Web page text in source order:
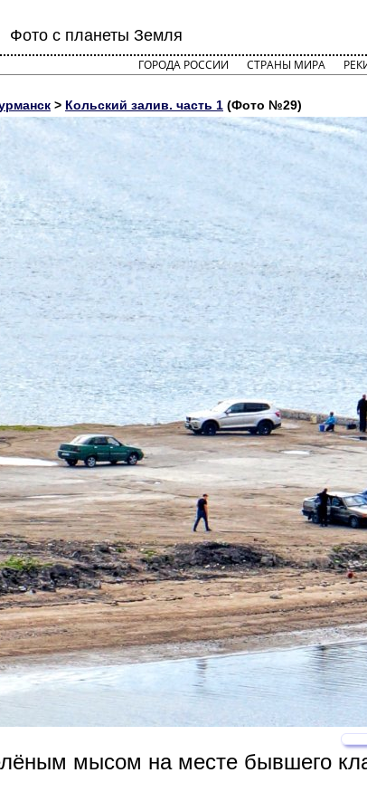
Фото с планеты Земля
ГОРОДА РОССИИ СТРАНЫ МИРА
> Кольский залив. часть 1 (Фото №29)
мысом на месте бывшего